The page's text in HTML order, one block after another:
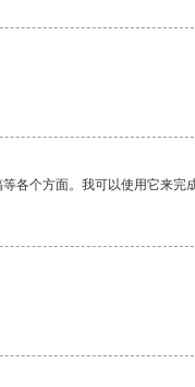
各个方面。我可以使用它来完